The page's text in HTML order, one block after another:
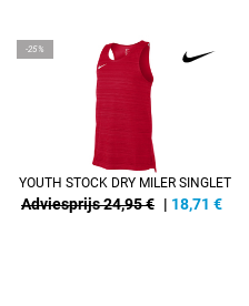
-25%
YOUTH STOCK DRY MILER SINGLET
Adviesprijs 24,95 € | 18,71 €